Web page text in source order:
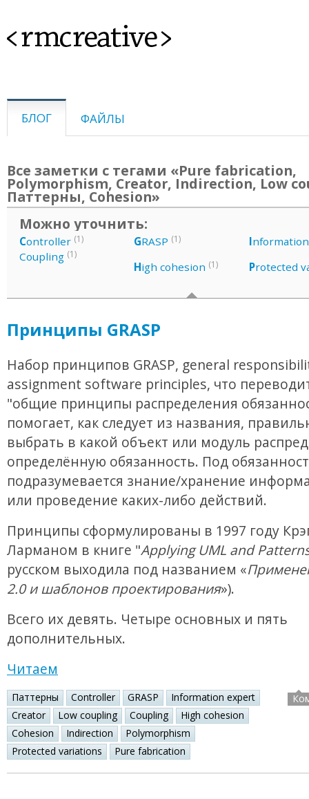
<rmcreative>
БЛОГ ФАЙЛЫ
Все заметки с тегами «Pure fabrication,
Polymorphism, Creator, Indirection, Low
Паттерны, Cohesion»
Можно уточнить:
Controller (1)
Coupling (1)
GRASP (1)
High cohesion (1)
I
Protected
Принципы GRASP
Набор принципов GRASP, general
assignment software principles, что
"общие принципы распределения
помогает, как следует из названия,
выбрать в какой объект или модуль
определённую обязанность. Под
подразумевается знание/хранение
или проведение каких-либо действий.
Принципы сформулированы в 1997 году
Ларманом в книге "Applying UML and
русском выходила под названием «
2.0 и шаблонов проектирования»).
Всего их девять. Четыре основных и пять
дополнительных.
Читаем
Паттерны Controller GRASP
Information expert
Creator
Low coupling Coupling
High cohesion
Cohesion
Indirection
Polymorphism
Protected variations
Pure fabrication